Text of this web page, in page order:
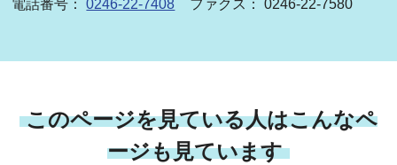
電話番号：0246-22-7408 ファクス： 0246-22-7580
このページを見ている人はこんなペ
ージも見ています